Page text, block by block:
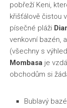
pobřeží Keni,
křišťálově čistou
písečné pláži
venkovní bazén,
(všechny s
Mombasa je
obchodům si
Bublavý